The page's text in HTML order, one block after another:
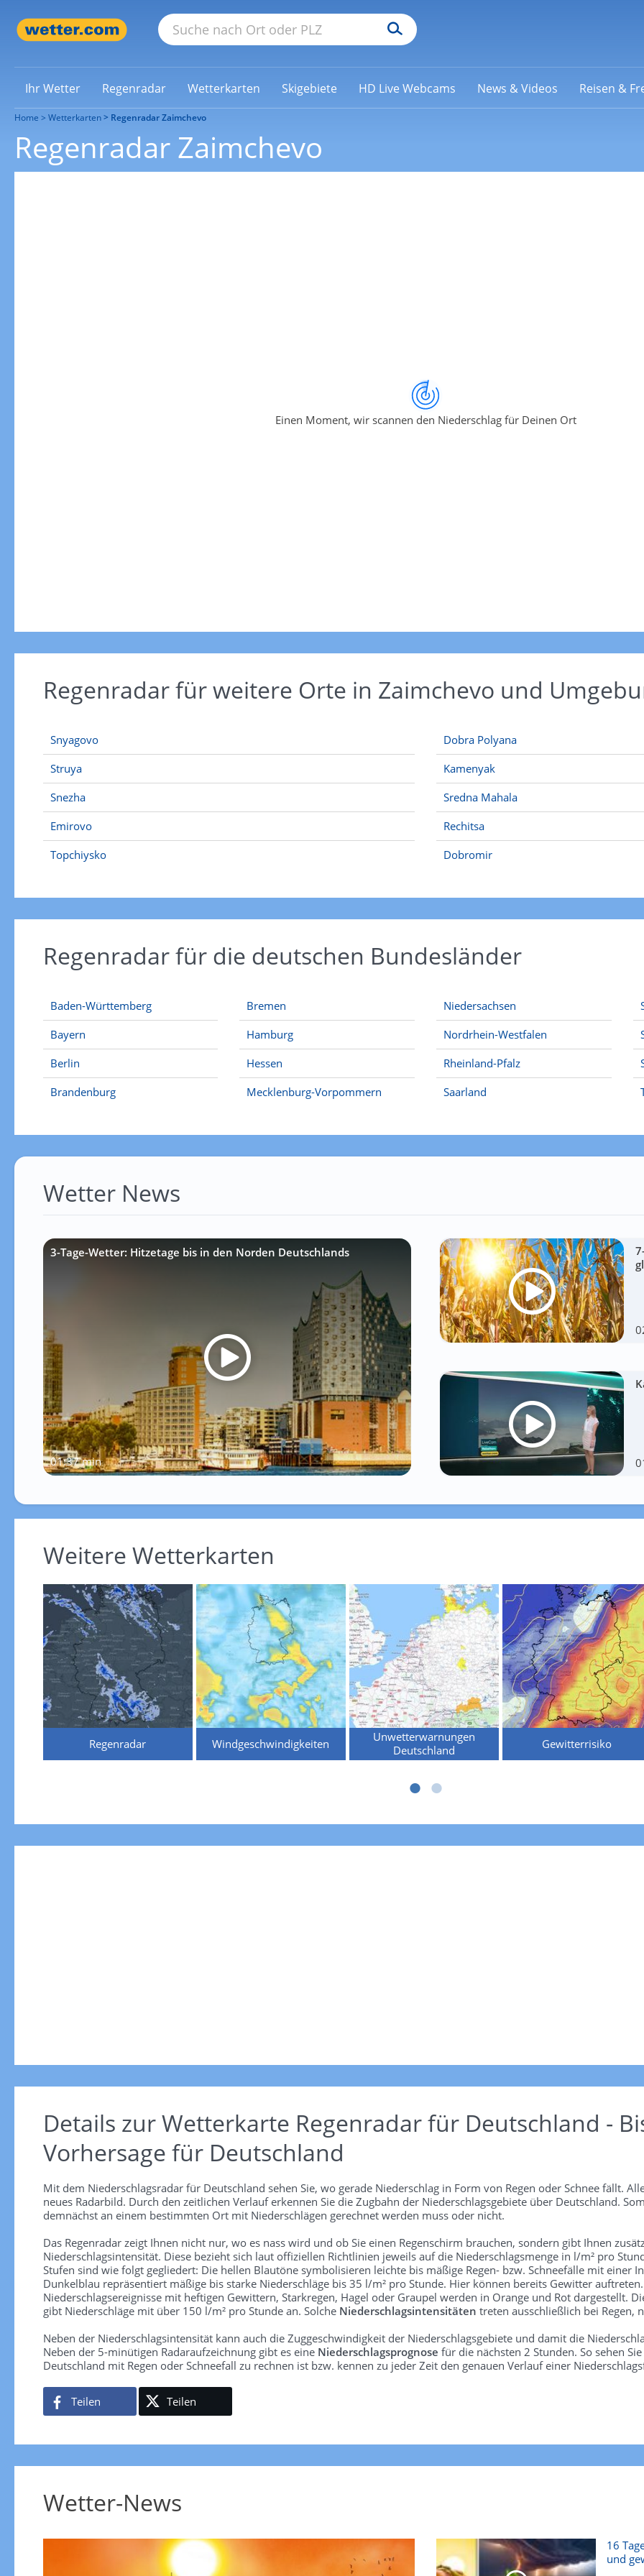
Ihr Wetter Regenradar Wetterkarten Skigebiete HD Live Webcams News & Videos Reisen &
Home Wetterkarten Regenradar Zaimchevo
Regenradar Zaimchevo
Einen Moment, wir scannen den Niederschlag für Deinen Ort
Regenradar für weitere Orte in Zaimchevo und
Snyagovo
Struya
Snezha
Emirovo
Topchiysko
Dobra Polyana
Kamenyak
Sredna Mahala
Rechitsa
Dobromir
Regenradar für die deutschen Bundesländer
Baden-Württemberg
Bayern
Berlin
Brandenburg
Bremen
Hamburg
Hessen
Mecklenburg-Vorpommern
Niedersachsen
Nordrhein-Westfalen
Rheinland-Pfalz
Saarland
Wetter News
3-Tage-Wetter: Hitzetage bis in den Norden Deutschlands
01:37 min
Weitere Wetterkarten
Regenradar Windgeschwindigkeiten
Unwetterwarnungen
Deutschland
Gewitterrisiko
Details zur Wetterkarte Regenradar für Deutschland -
Vorhersage für Deutschland
Mit dem Niederschlagsradar für Deutschland sehen Sie, wo gerade Niederschlag in Form von Regen oder Schnee fällt.
neues Radarbild. Durch den zeitlichen Verlauf erkennen Sie die Zugbahn der Niederschlagsgebiete über Deutschland.
demnächst an einem bestimmten Ort mit Niederschlägen gerechnet werden muss oder nicht.
Das Regenradar zeigt Ihnen nicht nur, wo es nass wird und ob Sie einen Regenschirm brauchen, sondern gibt Ihnen
Niederschlagsintensität. Diese bezieht sich laut offiziellen Richtlinien jeweils auf die Niederschlagsmenge in l/m² pro
Stufen sind wie folgt gegliedert: Die hellen Blautöne symbolisieren leichte bis mäßige Regen- bzw. Schneefälle mit einer
Dunkelblau repräsentiert mäßige bis starke Niederschläge bis 35 l/m² pro Stunde. Hier können bereits Gewitter
Niederschlagsereignisse mit heftigen Gewittern, Starkregen, Hagel oder Graupel werden in Orange und Rot dargestellt.
gibt Niederschläge mit über 150 l/m² pro Stunde an. Solche Niederschlagsintensitäten treten ausschließlich bei Regen,
Neben der Niederschlagsintensität kann auch die Zuggeschwindigkeit der Niederschlagsgebiete und damit die
Neben der 5-minütigen Radaraufzeichnung gibt es eine Niederschlagsprognose für die nächsten 2 Stunden. So sehen
Deutschland mit Regen oder Schneefall zu rechnen ist bzw. kennen zu jeder Zeit den genauen Verlauf einer
Teilen Teilen
Wetter-News
16
und